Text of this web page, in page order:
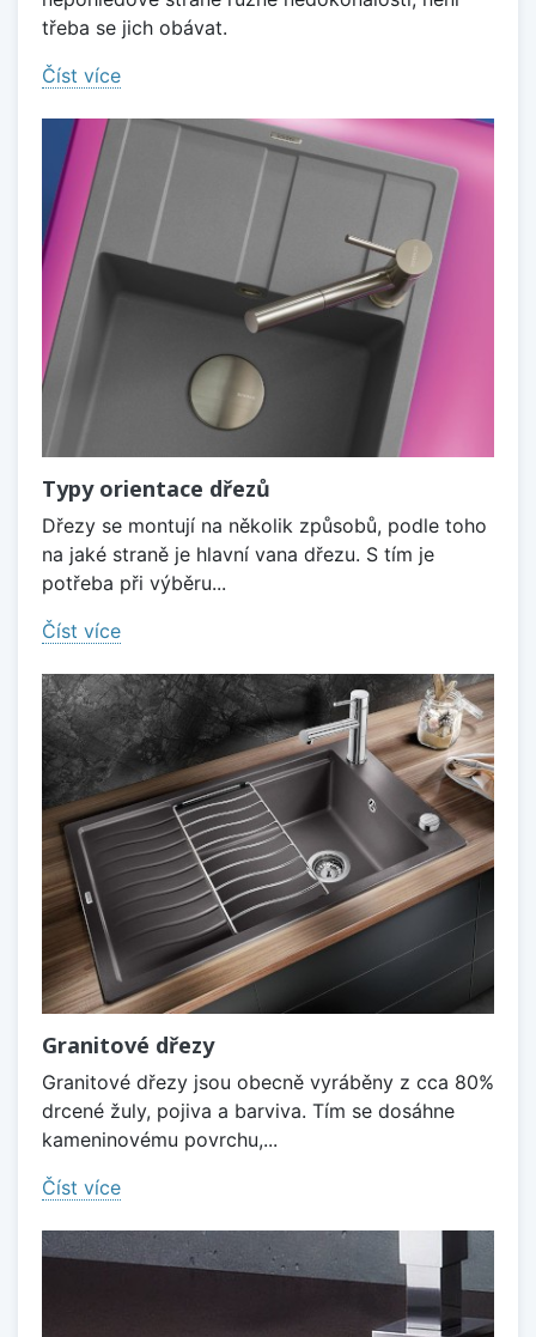
třeba se jich obávat.
Číst více
Typy orientace dřezů
Dřezy se montují na několik způsobů, podle toho
na jaké straně je hlavní vana dřezu. S tím je
potřeba při výběru...
Číst více
Granitové dřezy
Granitové dřezy jsou obecně vyráběny z cca 80%
drcené žuly, pojiva a barviva. Tím se dosáhne
kameninovému povrchu,...
Číst více